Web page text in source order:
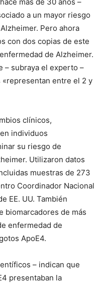
a un mayor riesgo
Pero ahora
con dos copias de este
de Alzheimer.
– subraya el experto –
entre el 2 y
clínicos,
individuos
su riesgo de
Utilizaron datos
muestras de 273
Coordinador Nacional
EE. UU. También
biomarcadores de más
enfermedad de
ApoE4.
– indican que
presentaban la